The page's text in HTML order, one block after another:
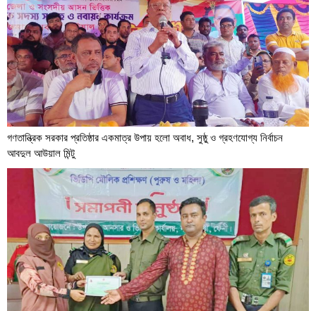
গণতান্ত্রিক সরকার প্রতিষ্ঠার একমাত্র উপায় হলো অবাধ, সুষ্ঠু ও গ্রহণযোগ্য নির্বাচন
আবদুল আউয়াল মিন্টু